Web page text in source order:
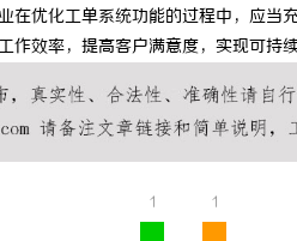
在优化工单系统功能的过程中，应
作效率，提高客户满意度，实现可持
1 1